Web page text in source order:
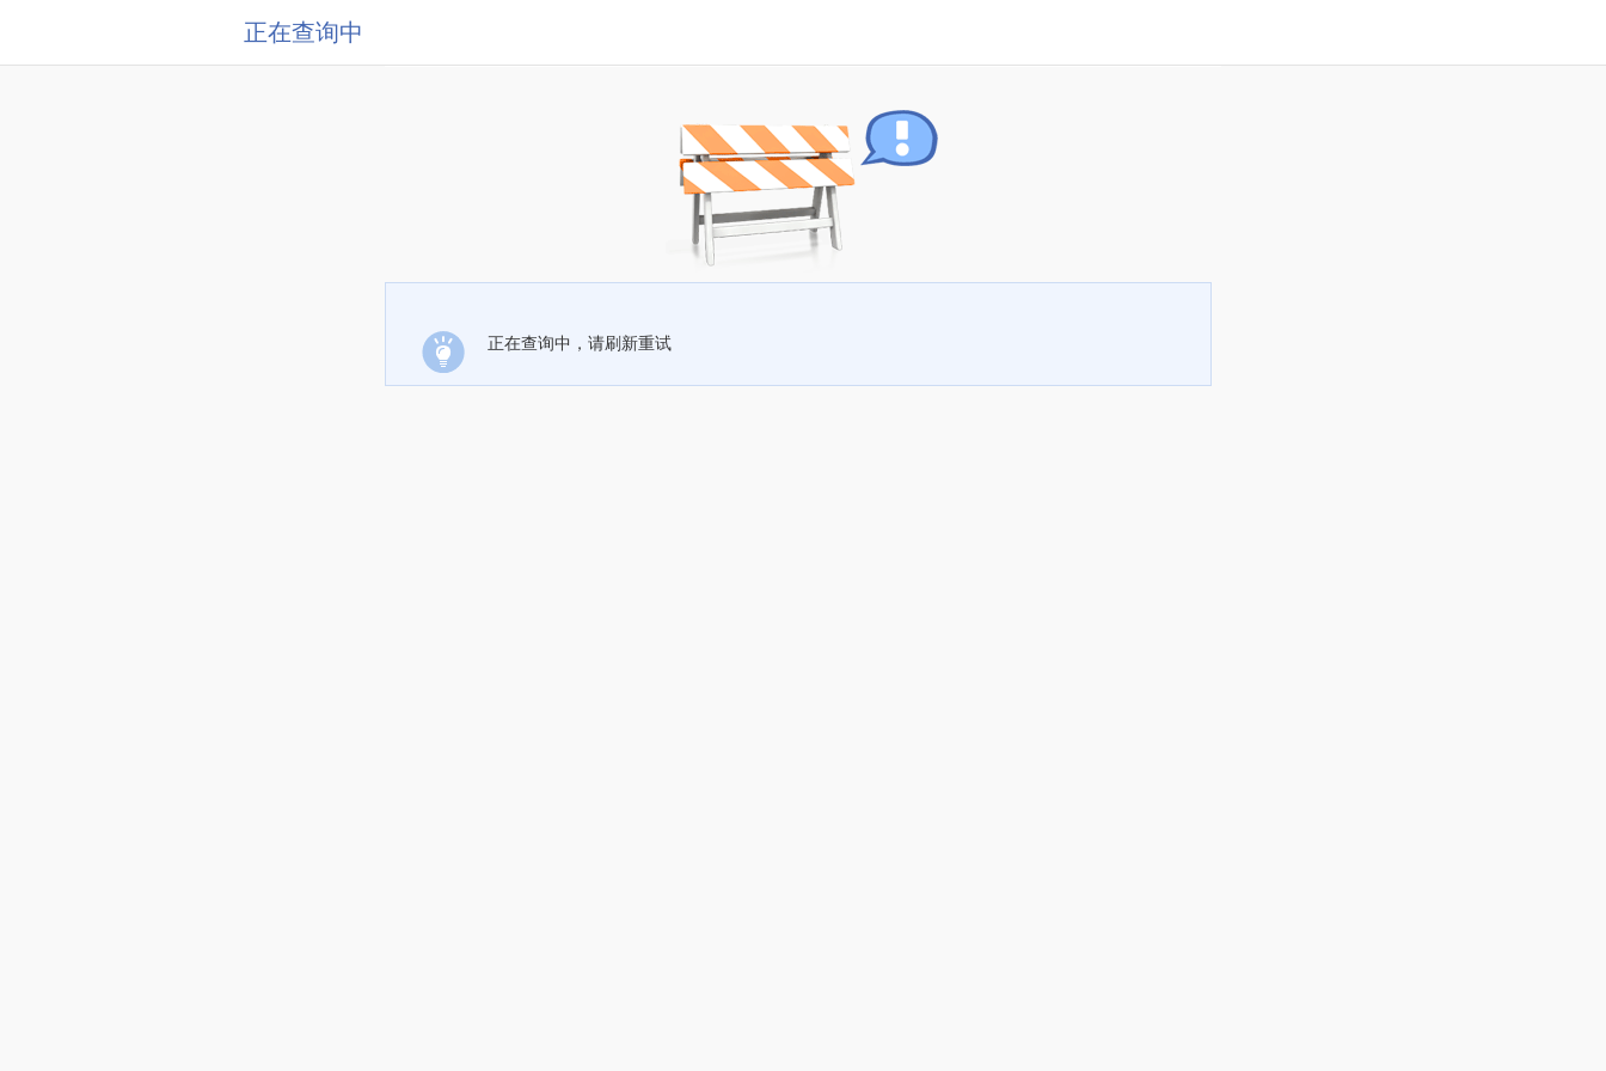
正在查询中
正在查询中，请刷新重试